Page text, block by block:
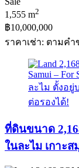
1,555 m2
฿10,000,000
ราคาเช่า: ตามคํา
ละไม ตั้งอยู่
ต่อรองได้!
ที่ดินขนาด
ในละไม เกาะส